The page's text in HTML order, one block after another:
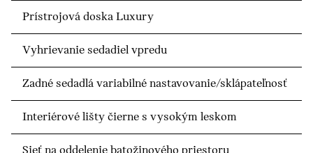
Prístrojová doska Luxury
Vyhrievanie sedadiel vpredu
Zadné sedadlá variabilné nastavovanie/sklápateľnosť
Interiérové lišty čierne s vysokým leskom